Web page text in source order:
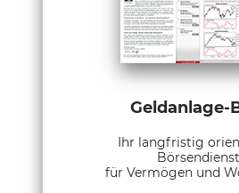
Geldanlage-
Ihr langfristig
Börsendienst
für Vermögen und